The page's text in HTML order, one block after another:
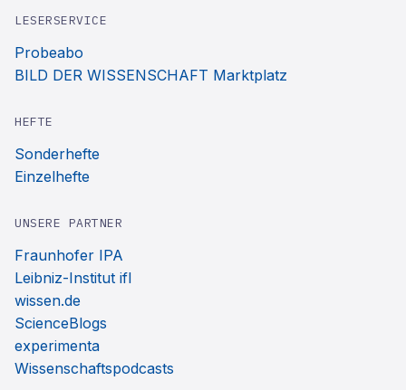
LESERSERVICE
Probeabo
BILD DER WISSENSCHAFT Marktplatz
HEFTE
Sonderhefte
Einzelhefte
UNSERE PARTNER
Fraunhofer IPA
Leibniz-Institut ifl
wissen.de
ScienceBlogs
experimenta
Wissenschaftspodcasts